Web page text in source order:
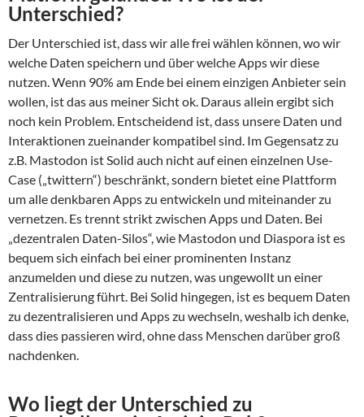
Unterschied?
Der Unterschied ist, dass wir alle frei wählen können, wo wir
welche Daten speichern und über welche Apps wir diese
nutzen. Wenn 90% am Ende bei einem einzigen Anbieter sein
wollen, ist das aus meiner Sicht ok. Daraus allein ergibt sich
noch kein Problem. Entscheidend ist, dass unsere Daten und
Interaktionen zueinander kompatibel sind. Im Gegensatz zu
z.B. Mastodon ist Solid auch nicht auf einen einzelnen Use-
Case („twittern“) beschränkt, sondern bietet eine Plattform
um alle denkbaren Apps zu entwickeln und miteinander zu
vernetzen. Es trennt strikt zwischen Apps und Daten. Bei
„dezentralen Daten-Silos“, wie Mastodon und Diaspora ist es
bequem sich einfach bei einer prominenten Instanz
anzumelden und diese zu nutzen, was ungewollt un einer
Zentralisierung führt. Bei Solid hingegen, ist es bequem Daten
zu dezentralisieren und Apps zu wechseln, weshalb ich denke,
dass dies passieren wird, ohne dass Menschen darüber groß
nachdenken.
Wo liegt der Unterschied zu